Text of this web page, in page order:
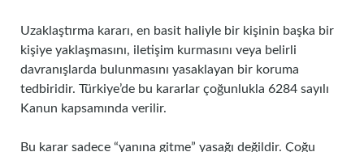
Uzaklaştırma kararı, en basit haliyle bir kişinin başka bir
kişiye yaklaşmasını, iletişim kurmasını veya belirli
davranışlarda bulunmasını yasaklayan bir koruma
tedbiridir. Türkiye’de bu kararlar çoğunlukla 6284 sayılı
Kanun kapsamında verilir.
Bu karar sadece “yanına gitme” yasağı değildir. Çoğu